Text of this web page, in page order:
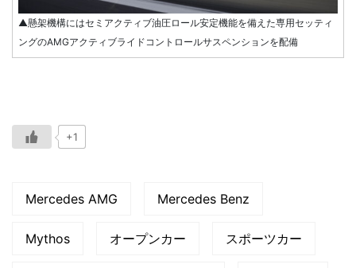
▲懸架機構にはセミアクティブ油圧ロール安定機能を備えた専用セッティ
ングのAMGアクティブライドコントロールサスペンションを配備
+1
Mercedes AMG Mercedes Benz
Mythos オープンカー スポーツカー